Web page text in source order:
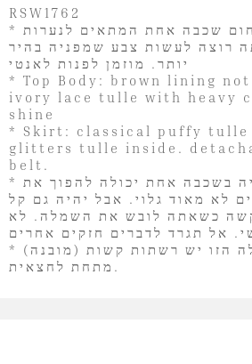
RSW1762
* טול אשליה: צבע חום שכבה אחת המתאים לנערות
רוצה לעשות צבע שמפניה בהיר
יותר. מוזמן לפנות לאנטי
* Top Body: brown lining
ivory lace tulle with heavy
shine
* Skirt: classical puffy tulle
glitters tulle inside.
belt.
* שימו לב: טול אשליה בשכבה אחת יכולה להפוך את
לא מאוד גלוי. אבל יהיה גם קל
כשאתה לובש את השמלה. לא
* (מובנה) תחתונית: לשמלה הזו יש רשתות קשות
מתחת לחצאית.